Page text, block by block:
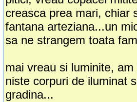
creasca prea mari, chiar
fantana arteziana...un
sa ne strangem toata
mai vreau si luminite,
niste corpuri de iluminat
gradina...